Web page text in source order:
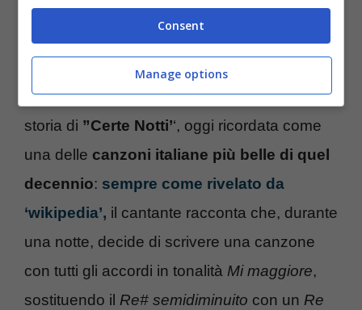
Proprio in merito a
rilasciata algiornalista
Vincenzo Mollica, Ligabueha raccontato la
storia di ”Certe Notti’‘, oggi ricordata come
una delle canzoni italiane più belle di quel
decennio: sempre come rivelato da
‘wikipedia’, il cantante racconta che, durante
una notte, decide di scrivere una canzone
con tutti gli accordi in tonalità Mi maggiore,
sostituendo il Re# semidiminuito con un Re
Consent
Manage options